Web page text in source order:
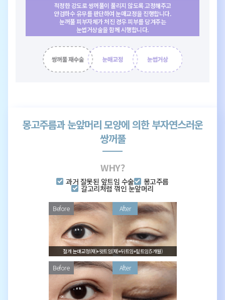
적정한 강도로 쌍꺼풀이 풀리지 않도록 고정해주고
안검하수 유무를 판단하여 눈매교정을 진행합니다.
눈꺼풀 피부자체가 처진 경우 피부를 당겨주는
눈썹거상술을 함께 시행합니다.
몽고주름과 눈앞머리 모양에 의한 부자연스러운
쌍꺼풀
과거 잘못된 앞트임 수술 몽고주름
갈고리처럼 꺾인 눈앞머리
절개 눈매교정(재)+윗트임(재)+뒤트임+밑트임(5개월)